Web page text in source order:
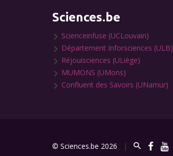
Sciences.be
Scienceinfuse (UCLouvain)
Département Inforsciences (ULB)
Réjouisciences (ULiège)
MUMONS (UMons)
Confluent des Savoirs (UNamur)
© Sciences.be 2026 |